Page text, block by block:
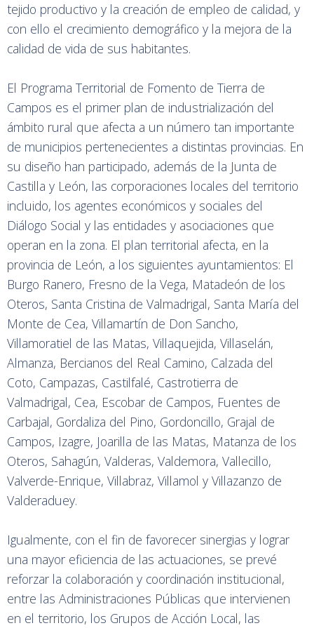
tejido productivo y la creación de empleo de calidad, y
con ello el crecimiento demográfico y la mejora de la
calidad de vida de sus habitantes.
El Programa Territorial de Fomento de Tierra de
Campos es el primer plan de industrialización del
ámbito rural que afecta a un número tan importante
de municipios pertenecientes a distintas provincias. En
su diseño han participado, además de la Junta de
Castilla y León, las corporaciones locales del territorio
incluido, los agentes económicos y sociales del
Diálogo Social y las entidades y asociaciones que
operan en la zona. El plan territorial afecta, en la
provincia de León, a los siguientes ayuntamientos: El
Burgo Ranero, Fresno de la Vega, Matadeón de los
Oteros, Santa Cristina de Valmadrigal, Santa María del
Monte de Cea, Villamartín de Don Sancho,
Villamoratiel de las Matas, Villaquejida, Villaselán,
Almanza, Bercianos del Real Camino, Calzada del
Coto, Campazas, Castilfalé, Castrotierra de
Valmadrigal, Cea, Escobar de Campos, Fuentes de
Carbajal, Gordaliza del Pino, Gordoncillo, Grajal de
Campos, Izagre, Joarilla de las Matas, Matanza de los
Oteros, Sahagún, Valderas, Valdemora, Vallecillo,
Valverde-Enrique, Villabraz, Villamol y Villazanzo de
Valderaduey.
Igualmente, con el fin de favorecer sinergias y lograr
una mayor eficiencia de las actuaciones, se prevé
reforzar la colaboración y coordinación institucional,
entre las Administraciones Públicas que intervienen
en el territorio, los Grupos de Acción Local, las